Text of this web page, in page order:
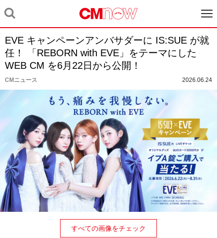
EVE キャンペーンアンバサダーに IS:SUE が就
任！ 「REBORN with EVE」をテーマにした
WEB CM を6月22日から公開！
CMニュース 2026.06.24
すべての画像をチェック